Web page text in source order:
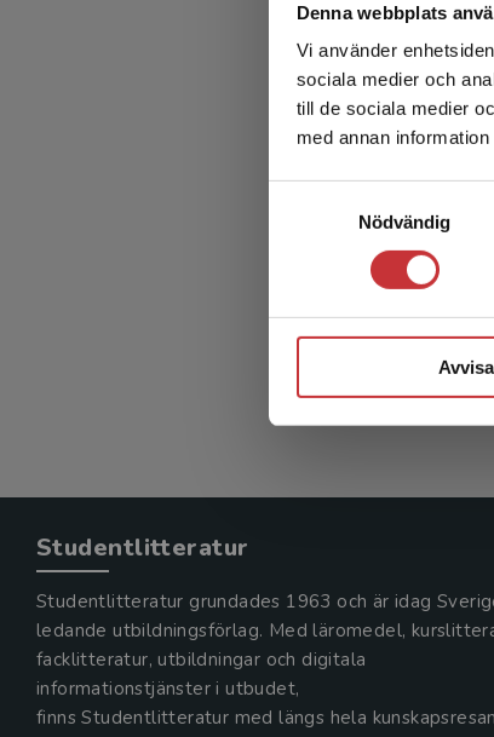
Denna webbplats
Vi använder
sociala medier och
till de sociala medier
med annan
Nödvändig
Avvisa
Studentlitteratur
Studentlitteratur grundades 1963 och är idag
ledande utbildningsförlag. Med läromedel,
facklitteratur, utbildningar och digitala
informationstjänster i utbudet,
finns Studentlitteratur med längs hela